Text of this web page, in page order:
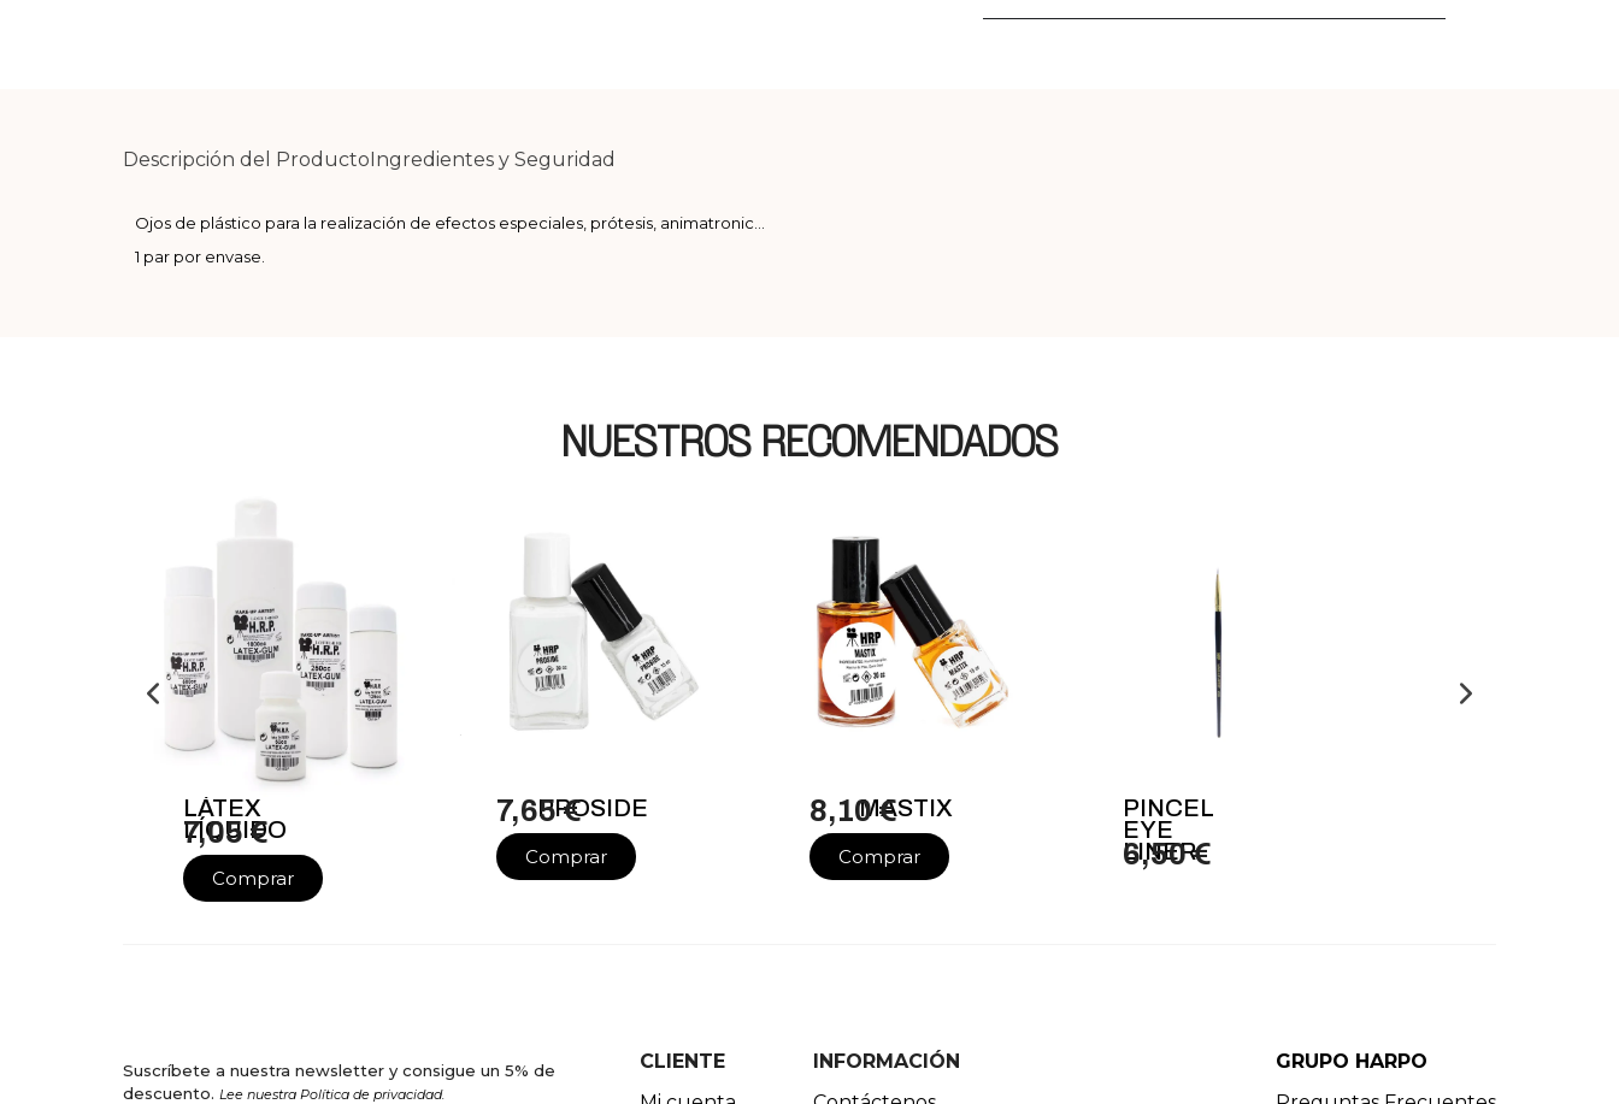
Descripción del ProductoIngredientes y Seguridad
Ojos de plástico para la realización de efectos especiales, prótesis, animatronic...
1 par por envase.
NUESTROS RECOMENDADOS
LÁTEX
LÍQUIDO
7,05 €
Comprar
PROSIDE
7,65 €
Comprar
MASTIX
8,10 €
Comprar
PINCEL
EYE
LINER
6,50 €
Suscríbete a nuestra newsletter y consigue un 5% de
descuento. Lee nuestra Política de privacidad.
CLIENTE
INFORMACIÓN
GRUPO HARPO